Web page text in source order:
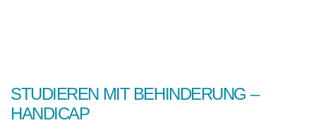
STUDIEREN MIT BEHINDERUNG –
HANDICAP